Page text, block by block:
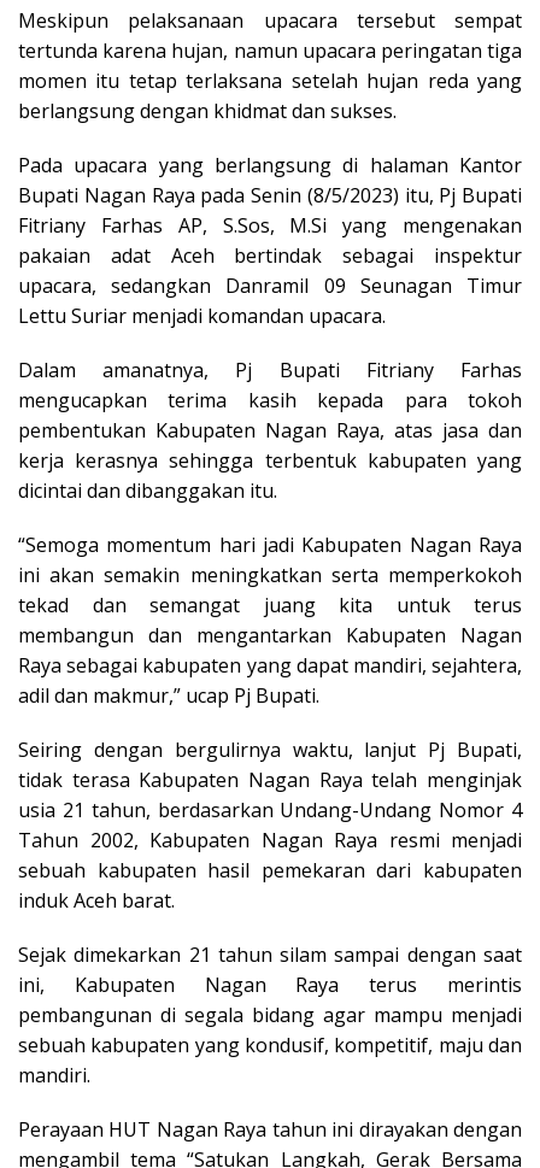
Meskipun pelaksanaan upacara tersebut sempat
tertunda karena hujan, namun upacara peringatan tiga
momen itu tetap terlaksana setelah hujan reda yang
berlangsung dengan khidmat dan sukses.
Pada upacara yang berlangsung di halaman Kantor
Bupati Nagan Raya pada Senin (8/5/2023) itu, Pj Bupati
Fitriany Farhas AP, S.Sos, M.Si yang mengenakan
pakaian adat Aceh bertindak sebagai inspektur
upacara, sedangkan Danramil 09 Seunagan Timur
Lettu Suriar menjadi komandan upacara.
Dalam amanatnya, Pj Bupati Fitriany Farhas
mengucapkan terima kasih kepada para tokoh
pembentukan Kabupaten Nagan Raya, atas jasa dan
kerja kerasnya sehingga terbentuk kabupaten yang
dicintai dan dibanggakan itu.
“Semoga momentum hari jadi Kabupaten Nagan Raya
ini akan semakin meningkatkan serta memperkokoh
tekad dan semangat juang kita untuk terus
membangun dan mengantarkan Kabupaten Nagan
Raya sebagai kabupaten yang dapat mandiri, sejahtera,
adil dan makmur,” ucap Pj Bupati.
Seiring dengan bergulirnya waktu, lanjut Pj Bupati,
tidak terasa Kabupaten Nagan Raya telah menginjak
usia 21 tahun, berdasarkan Undang-Undang Nomor 4
Tahun 2002, Kabupaten Nagan Raya resmi menjadi
sebuah kabupaten hasil pemekaran dari kabupaten
induk Aceh barat.
Sejak dimekarkan 21 tahun silam sampai dengan saat
ini, Kabupaten Nagan Raya terus merintis
pembangunan di segala bidang agar mampu menjadi
sebuah kabupaten yang kondusif, kompetitif, maju dan
mandiri.
Perayaan HUT Nagan Raya tahun ini dirayakan dengan
mengambil tema “Satukan Langkah, Gerak Bersama